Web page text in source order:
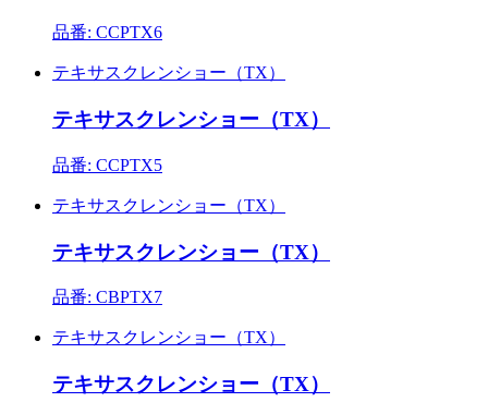
品番: CCPTX6
テキサスクレンショー（TX）
テキサスクレンショー（TX）
品番: CCPTX5
テキサスクレンショー（TX）
テキサスクレンショー（TX）
品番: CBPTX7
テキサスクレンショー（TX）
テキサスクレンショー（TX）